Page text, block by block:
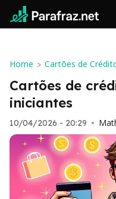
Home > Cartões de
Cartões de
iniciantes
10/04/2026 - 20:29 •